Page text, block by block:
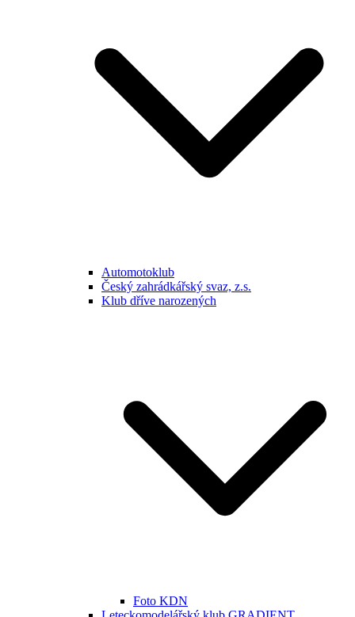
Automotoklub
Český zahrádkářský svaz, z.s.
Klub dříve narozených
Foto KDN